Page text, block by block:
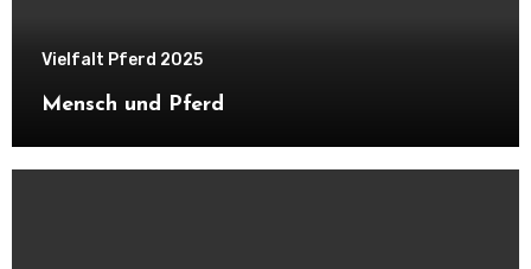
Vielfalt Pferd 2025
Mensch und Pferd